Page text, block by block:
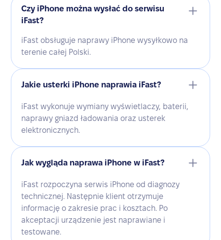
Czy iPhone można wysłać do serwisu
iFast?
iFast obsługuje naprawy iPhone wysyłkowo na
terenie całej Polski.
Jakie usterki iPhone naprawia iFast?
iFast wykonuje wymiany wyświetlaczy, baterii,
naprawy gniazd ładowania oraz usterek
elektronicznych.
Jak wygląda naprawa iPhone w iFast?
iFast rozpoczyna serwis iPhone od diagnozy
technicznej. Następnie klient otrzymuje
informację o zakresie prac i kosztach. Po
akceptacji urządzenie jest naprawiane i
testowane.